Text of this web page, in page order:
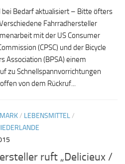
bei Bedarf aktualisiert – Bitte öfters
Fahrradhersteller
mit der US Consumer
(CPSC) und der Bicycle
Association (BPSA) einem
zu Schnellspannvorrichtungen
von dem Rückruf...
/ LEBENSMITTEL/
ruft „Delicieux /